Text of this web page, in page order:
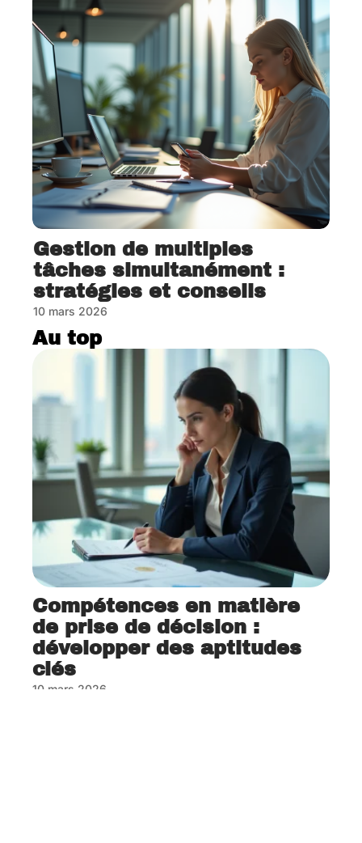
Gestion de multiples
tâches simultanément :
stratégies et conseils
10 mars 2026
Au top
Compétences en matière
de prise de décision :
développer des aptitudes
clés
10 mars 2026